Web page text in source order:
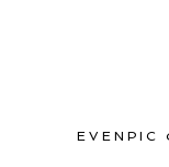
EVENPIC